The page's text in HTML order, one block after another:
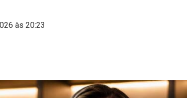
às 20:23